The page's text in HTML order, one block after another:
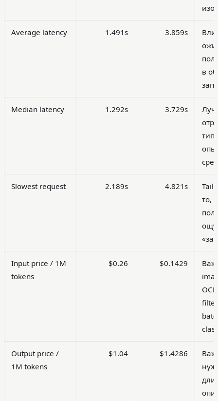
Average latency 1.491s 3.859s
в
Median latency 1.292s 3.729s
Slowest request 2.189s 4.821s
Tail
то,
Input price / 1M
tokens
$0.26 $0.1429
Output price /
1M tokens
$1.04 $1.4286